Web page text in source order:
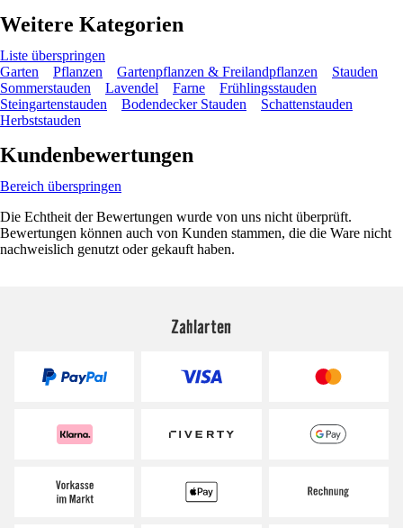
Weitere Kategorien
Liste überspringen
Garten
Pflanzen Gartenpflanzen & Freilandpflanzen
Stauden
Sommerstauden
Lavendel Farne
Frühlingsstauden
Steingartenstauden
Bodendecker Stauden
Schattenstauden
Herbststauden
Kundenbewertungen
Bereich überspringen
Die Echtheit der Bewertungen wurde von uns nicht überprüft.
Bewertungen können auch von Kunden stammen, die die Ware nicht
nachweislich genutzt oder gekauft haben.
Zahlarten